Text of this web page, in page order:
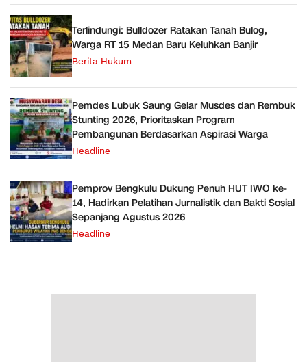
Terlindungi: Bulldozer Ratakan Tanah Bulog,
Warga RT 15 Medan Baru Keluhkan Banjir
Berita Hukum
Pemdes Lubuk Saung Gelar Musdes dan Rembuk
Stunting 2026, Prioritaskan Program
Pembangunan Berdasarkan Aspirasi Warga
Headline
Pemprov Bengkulu Dukung Penuh HUT IWO ke-
14, Hadirkan Pelatihan Jurnalistik dan Bakti Sosial
Sepanjang Agustus 2026
Headline